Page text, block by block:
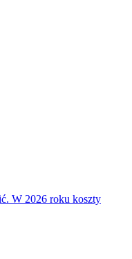
W 2026 roku koszty